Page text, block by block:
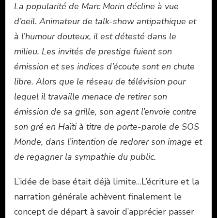
La popularité de Marc Morin décline à vue
d’oeil. Animateur de talk-show antipathique et
à l’humour douteux, il est détesté dans le
milieu. Les invités de prestige fuient son
émission et ses indices d’écoute sont en chute
libre. Alors que le réseau de télévision pour
lequel il travaille menace de retirer son
émission de sa grille, son agent l’envoie contre
son gré en Haïti à titre de porte-parole de SOS
Monde, dans l’intention de redorer son image et
de regagner la sympathie du public.
L’idée de base était déjà limite…L’écriture et la
narration générale achèvent finalement le
concept de départ à savoir d’apprécier passer